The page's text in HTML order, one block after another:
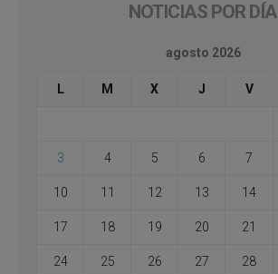
NOTICIAS POR DÍA
agosto 2026
L M X J V
3 4 5 6 7
10 11 12 13 14
17 18 19 20 21
24 25 26 27 28